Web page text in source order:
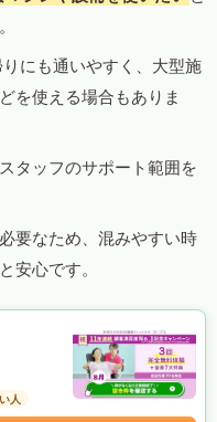
にも通いやすく、大型施
を使える場合もありま
タッフのサポート範囲を
要なため、混みやすい時
安心です。
人